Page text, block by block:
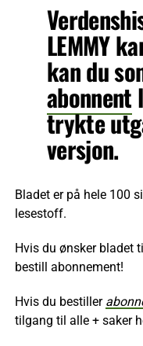
LEMMY
kan du
abonnent
trykte
versjon.
Bladet er på hele 100
lesestoff.
Hvis du ønsker bladet
bestill abonnement!
Hvis du bestiller
tilgang til alle + saker